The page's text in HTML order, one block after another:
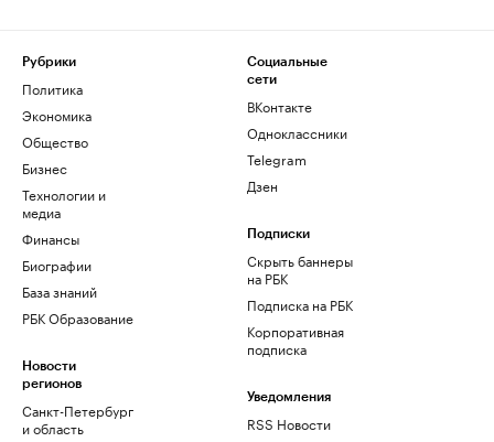
Рубрики
Политика
Экономика
Общество
Бизнес
Технологии и
медиа
Финансы
Биографии
База знаний
РБК Образование
Новости
регионов
Санкт-Петербург
и область
Социальные
сети
ВКонтакте
Одноклассники
Telegram
Дзен
Подписки
Скрыть баннеры
на РБК
Подписка на РБК
Корпоративная
подписка
Уведомления
RSS Новости